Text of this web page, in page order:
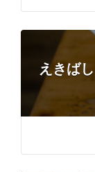
えきば